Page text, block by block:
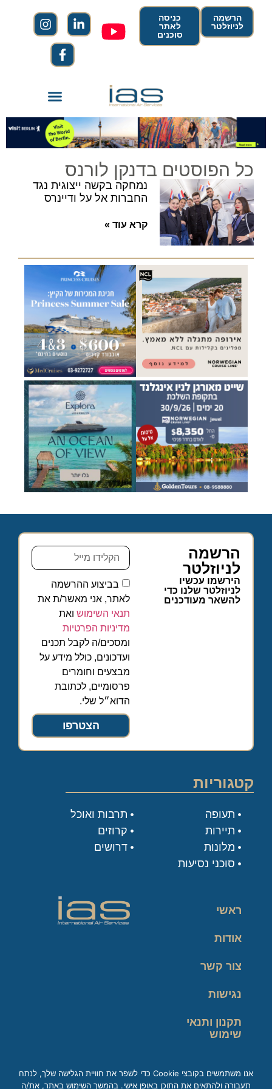
הרשמה
לניוזלטר
כניסה
לאתר
סוכנים
כל הפוסטים בדנקן לורנס
נמחקה בקשה ייצוגית נגד
החברות אל על ודיינרס
קרא עוד »
הרשמה
לניוזלטר
הירשמו עכשיו
לניוזלטר שלנו כדי
להשאר מעודכנים
בביצוע ההרשמה
לאתר, אני מאשר/ת את
תנאי השימוש ואת
מדיניות הפרטיות
ומסכים/ה לקבל תכנים
ועדכונים, כולל מידע על
מבצעים וחומרים
פרסומיים, לכתובת
הדוא״ל שלי.
הצטרפו
קטגוריות
תעופה
תיירות
מלונות
סוכני נסיעות
תרבות ואוכל
קרוזים
דרושים
ראשי
אודות
צור קשר
נגישות
תקנון ותנאי
שימוש
אנו משתמשים בקובצי Cookie כדי לשפר את חוויית הגלישה שלך, לנתח
תעבורה ולהתאים את התוכן באופן אישי. בהמשך השימוש באתר, את/ה